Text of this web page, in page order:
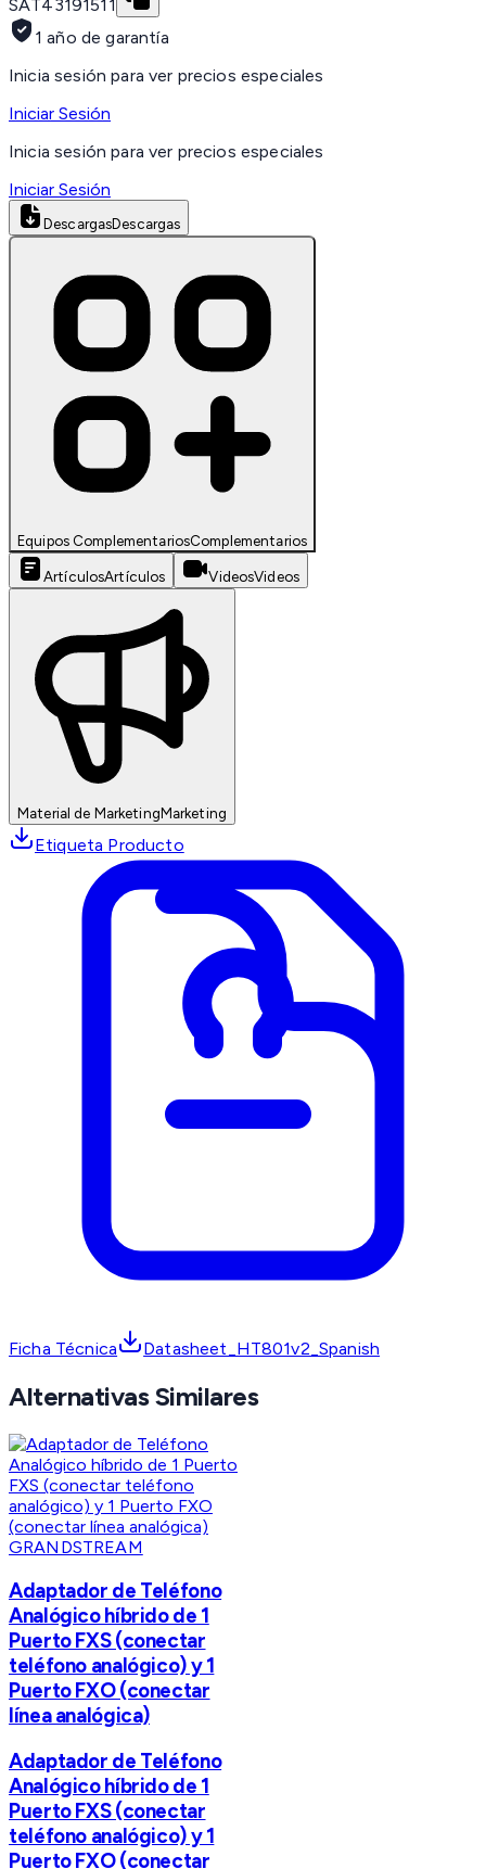
SAT43191511
1 año de garantía
Inicia sesión para ver precios especiales
Iniciar Sesión
Inicia sesión para ver precios especiales
Iniciar Sesión
DescargasDescargas
Equipos ComplementariosComplementarios
ArtículosArtículos VideosVideos
Material de MarketingMarketing
Etiqueta Producto
Ficha Técnica Datasheet_HT801v2_Spanish
Alternativas Similares
GRANDSTREAM
Adaptador de Teléfono
Analógico híbrido de 1
Puerto FXS (conectar
teléfono analógico) y 1
Puerto FXO (conectar
línea analógica)
Adaptador de Teléfono
Analógico híbrido de 1
Puerto FXS (conectar
teléfono analógico) y 1
Puerto FXO (conectar